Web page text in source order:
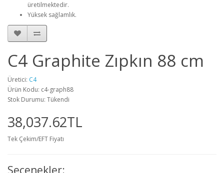
üretilmektedir.
Yüksek sağlamlık.
C4 Graphite Zıpkın 88 cm
Üretici: C4
Ürün Kodu: c4-graph88
Stok Durumu: Tükendi
38,037.62TL
Tek Çekim/EFT Fiyatı
Seçenekler: